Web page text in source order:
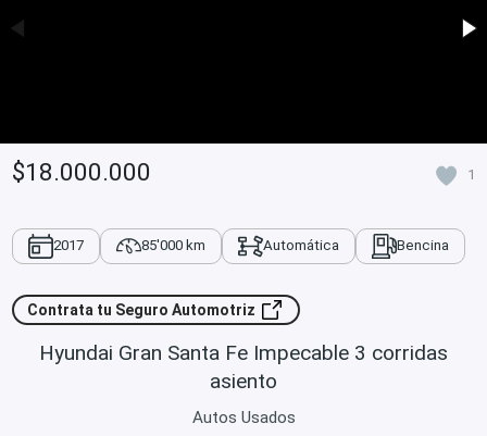
$18.000.000 1
2017 85'000 km Automática Bencina
Contrata tu Seguro Automotriz
Hyundai Gran Santa Fe Impecable 3 corridas
asiento
Autos Usados